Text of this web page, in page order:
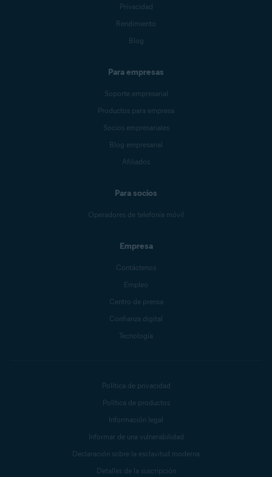
Privacidad
Rendimiento
Blog
Para empresas
Soporte empresarial
Productos para empresa
Socios empresariales
Blog empresarial
Afiliados
Para socios
Operadores de telefonía móvil
Empresa
Contáctenos
Empleo
Centro de prensa
Confianza digital
Tecnología
Política de privacidad
Política de productos
Información legal
Informar de una vulnerabilidad
Declaración sobre la esclavitud moderna
Detalles de la suscripción